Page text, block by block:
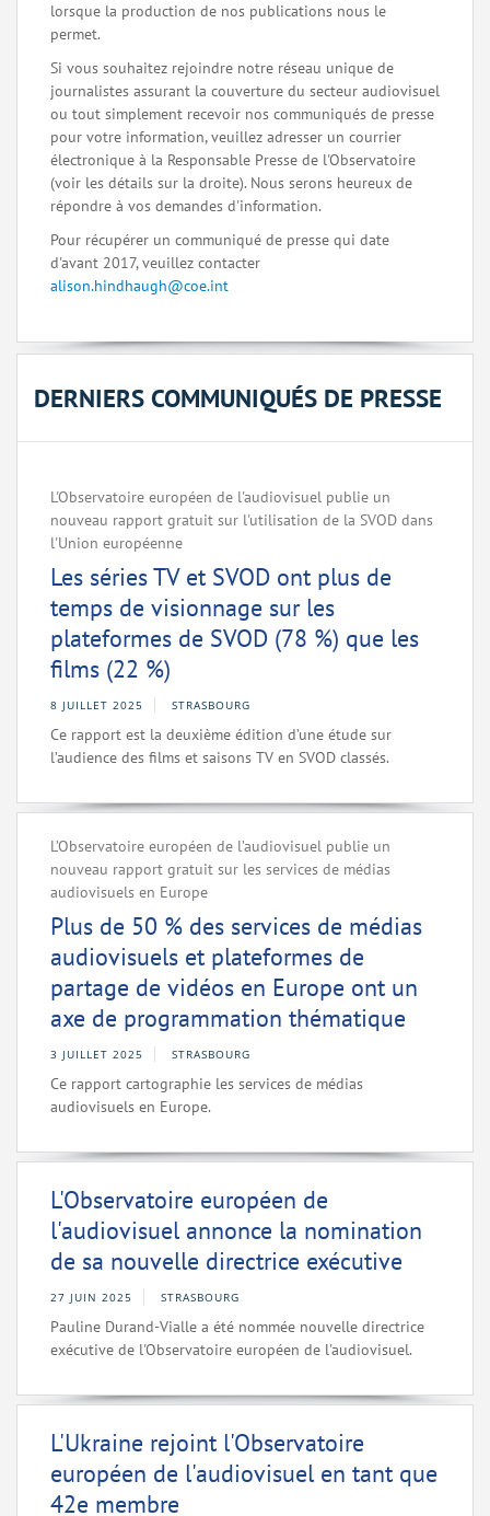
lorsque la production de nos publications nous le
permet.
Si vous souhaitez rejoindre notre réseau unique de
journalistes assurant la couverture du secteur audiovisuel
ou tout simplement recevoir nos communiqués de presse
pour votre information, veuillez adresser un courrier
électronique à la Responsable Presse de l'Observatoire
(voir les détails sur la droite). Nous serons heureux de
répondre à vos demandes d'information.
Pour récupérer un communiqué de presse qui date
d'avant 2017, veuillez contacter
alison.hindhaugh@coe.int
DERNIERS COMMUNIQUÉS DE PRESSE
L'Observatoire européen de l'audiovisuel publie un
nouveau rapport gratuit sur l'utilisation de la SVOD dans
l'Union européenne
Les séries TV et SVOD ont plus de
temps de visionnage sur les
plateformes de SVOD (78 %) que les
films (22 %)
8 JUILLET 2025 STRASBOURG
Ce rapport est la deuxième édition d’une étude sur
l’audience des films et saisons TV en SVOD classés.
L’Observatoire européen de l’audiovisuel publie un
nouveau rapport gratuit sur les services de médias
audiovisuels en Europe
Plus de 50 % des services de médias
audiovisuels et plateformes de
partage de vidéos en Europe ont un
axe de programmation thématique
3 JUILLET 2025 STRASBOURG
Ce rapport cartographie les services de médias
audiovisuels en Europe.
L'Observatoire européen de
l'audiovisuel annonce la nomination
de sa nouvelle directrice exécutive
27 JUIN 2025 STRASBOURG
Pauline Durand-Vialle a été nommée nouvelle directrice
exécutive de l'Observatoire européen de l'audiovisuel.
L'Ukraine rejoint l'Observatoire
européen de l'audiovisuel en tant que
42e membre